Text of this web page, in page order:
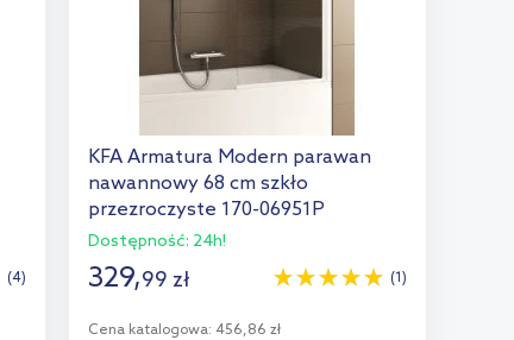
(4)
KFA Armatura Modern parawan
nawannowy 68 cm szkło
przezroczyste 170-06951P
Dostępność: 24h!
329,99 zł
Cena katalogowa: 456,86 zł
(1)